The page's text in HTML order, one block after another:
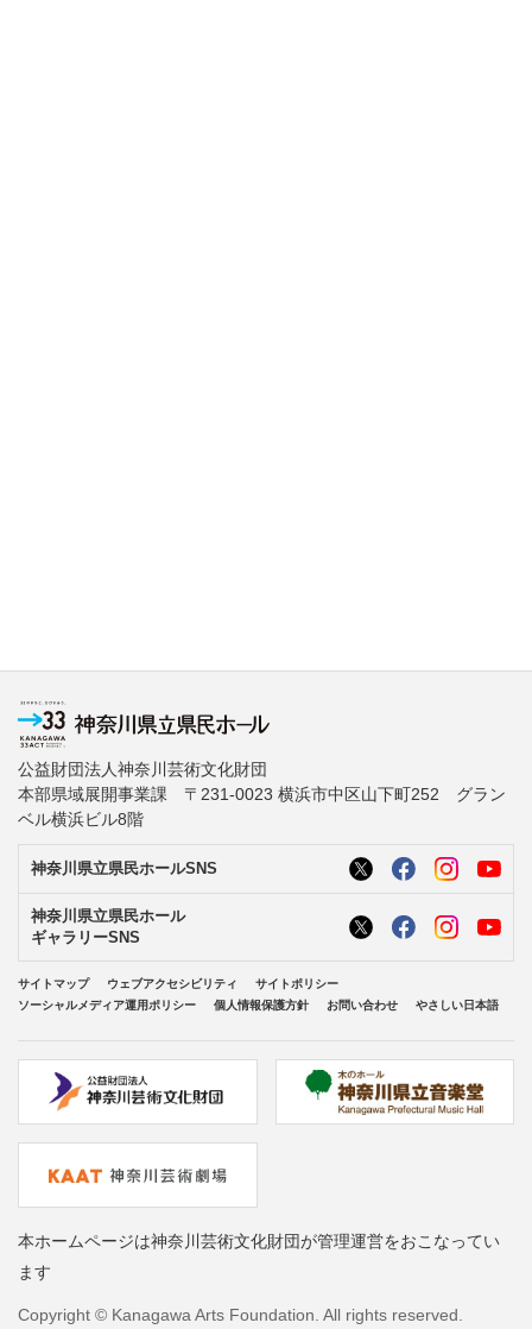
公益財団法人神奈川芸術文化財団
本部県域展開事業課 〒231-0023 横浜市中区山下町252 グラン
ベル横浜ビル8階
神奈川県立県民ホールSNS
神奈川県立県民ホール
ギャラリーSNS
サイトマップ ウェブアクセシビリティ
サイトポリシー
ソーシャルメディア運用ポリシー
個人情報保護方針 お問い合わせ やさしい日本語
本ホームページは神奈川芸術文化財団が管理運営をおこなってい
ます
Copyright © Kanagawa Arts Foundation. All rights reserved.